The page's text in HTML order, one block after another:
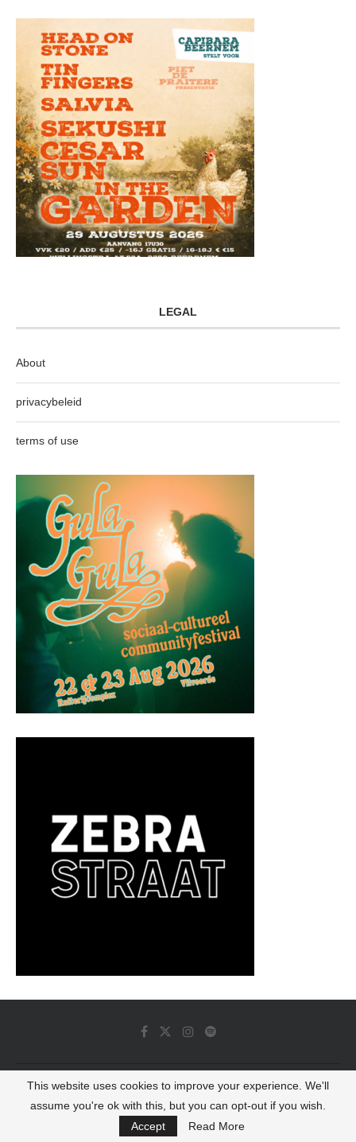
LEGAL
About
privacybeleid
terms of use
© 2022 - Luminous Dash All Rights Reserved
BACK TO TOP
This website uses cookies to improve your experience. We'll
assume you're ok with this, but you can opt-out if you wish.
Accept
Read More